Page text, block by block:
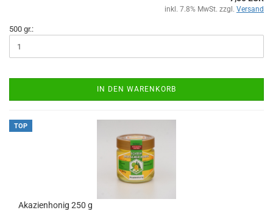
inkl. 7.8% MwSt. zzgl. Versand
500 gr.:
IN DEN WARENKORB
TOP
Akazienhonig 250 g